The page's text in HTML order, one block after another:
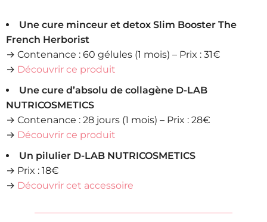
Une cure minceur et detox Slim Booster The
French Herborist
→ Contenance : 60 gélules (1 mois) – Prix : 31€
→ Découvrir ce produit
Une cure d’absolu de collagène D-LAB
NUTRICOSMETICS
→ Contenance : 28 jours (1 mois) – Prix : 28€
→ Découvrir ce produit
Un pilulier D-LAB NUTRICOSMETICS
→ Prix : 18€
→ Découvrir cet accessoire